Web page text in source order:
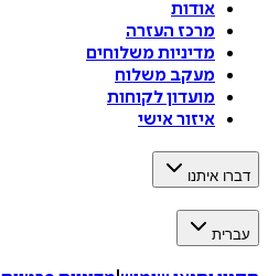
אודות
מרכז העזרה
מדיניות משלוחים
מעקב משלוח
מועדון לקוחות
איזור אישי
דברו איתנו
עברית